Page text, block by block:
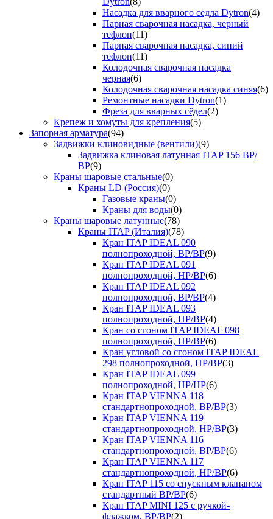
Насадка для вварного седла Dytron(4)
Парная сварочная насадка, черный
тефлон(11)
Парная сварочная насадка, синий
тефлон(11)
Колодочная сварочная насадка
черная(6)
Колодочная сварочная насадка синяя(6)
Ремонтные насадки Dytron(1)
Фреза для вварных сёдел(2)
Крепеж и хомуты для крепления(5)
Запорная арматура(94)
Задвижки клиновидные (вентили)(9)
Задвижка клиновая латунная ITAP 156 ВР/
ВР(9)
Краны шаровые стальные(0)
Краны LD (Россия)(0)
Газовые краны(0)
Краны для воды(0)
Краны шаровые латунные(78)
Краны ITAP (Италия)(78)
Кран ITAP IDEAL 090
полнопроходной, ВР/ВР(9)
Кран ITAP IDEAL 091
полнопроходной, НР/ВР(6)
Кран ITAP IDEAL 092
полнопроходной, ВР/ВР(4)
Кран ITAP IDEAL 093
полнопроходной, НР/ВР(4)
Кран со сгоном ITAP IDEAL 098
полнопроходной, НР/ВР(6)
Кран угловой со сгоном ITAP IDEAL
298 полнопроходной, НР/ВР(3)
Кран ITAP IDEAL 099
полнопроходной, НР/НР(6)
Кран ITAP VIENNA 118
стандартнопроходной, ВР/ВР(3)
Кран ITAP VIENNA 119
стандартнопроходной, НР/ВР(3)
Кран ITAP VIENNA 116
стандартнопроходной, ВР/ВР(6)
Кран ITAP VIENNA 117
стандартнопроходной, НР/ВР(6)
Кран ITAP 115 со спускным клапаном
стандартный ВР/ВР(6)
Кран ITAP MINI 125 с ручкой-
флажком, ВР/ВР(2)